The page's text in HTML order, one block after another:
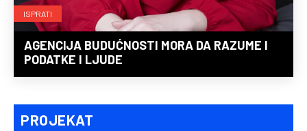
ISPRATI
AGENCIJA BUDUĆNOSTI MORA DA RAZUME I
PODATKE I LJUDE
PROJEKAT